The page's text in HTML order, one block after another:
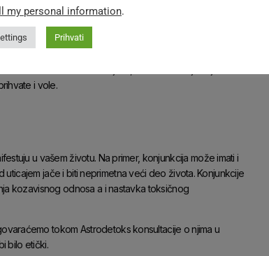
intuicija? Koje misli se pojavljuju kada se otvori neka
počnu da plaču i pre nego što ja išta kažem.
zaista vidi takvim kakvi jesu, bez osuđivanja. Klijenti od
i vole.
u vašem životu. Na primer, konjunkcija može imati i
jače i biti neprimetna veći deo života. Konjunkcije
kozavisnog odnosa a i nastavka toksičnog
tokom Astrodetoks konsultacije o njima u
bilo etički.
my personal information.
Prihvati